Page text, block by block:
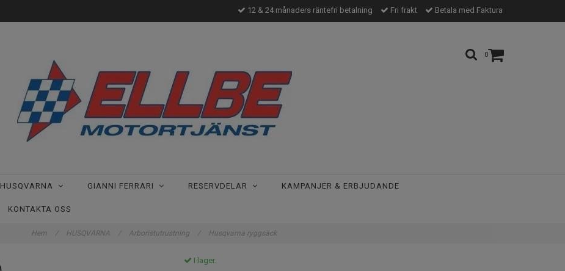
12 & 24 månaders räntefri betalning Fri frakt Betala med Faktura
0
HUSQVARNA GIANNI FERRARI RESERVDELAR KAMPANJER & ERBJUDANDE
KONTAKTA OSS
Hem / HUSQVARNA / Arboristutrustning / Husqvarna ryggsäck
I lager.